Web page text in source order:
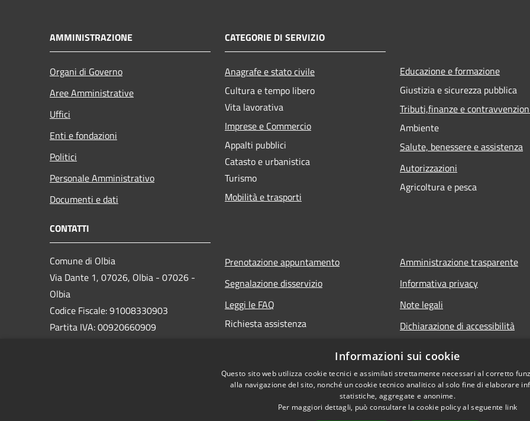
AMMINISTRAZIONE
Organi di Governo
Aree Amministrative
Uffici
Enti e fondazioni
Politici
Personale Amministrativo
Documenti e dati
CATEGORIE DI SERVIZIO
Anagrafe e stato civile
Cultura e tempo libero
Vita lavorativa
Imprese e Commercio
Appalti pubblici
Catasto e urbanistica
Turismo
Mobilità e trasporti
Educazione e formazione
Giustizia e sicurezza pubblica
Tributi,finanze e
Ambiente
Salute, benessere e assistenza
Autorizzazioni
Agricoltura e pesca
CONTATTI
Comune di Olbia
Via Dante 1, 07026, Olbia - 07026 -
Olbia
Codice Fiscale: 91008330903
Partita IVA: 00920660909
Prenotazione appuntamento
Segnalazione disservizio
Leggi le FAQ
Richiesta assistenza
Amministrazione trasparente
Informativa privacy
Note legali
Dichiarazione di accessibilità
Informazioni sui cookie
Questo sito web utilizza cookie tecnici e assimilati strettamente necessari al corretto
alla navigazione del sito, nonché un cookie tecnico analitico al solo fine di elaborare
statistiche, aggregate e anonime.
Per maggiori dettagli, può consultare la cookie policy al seguente link